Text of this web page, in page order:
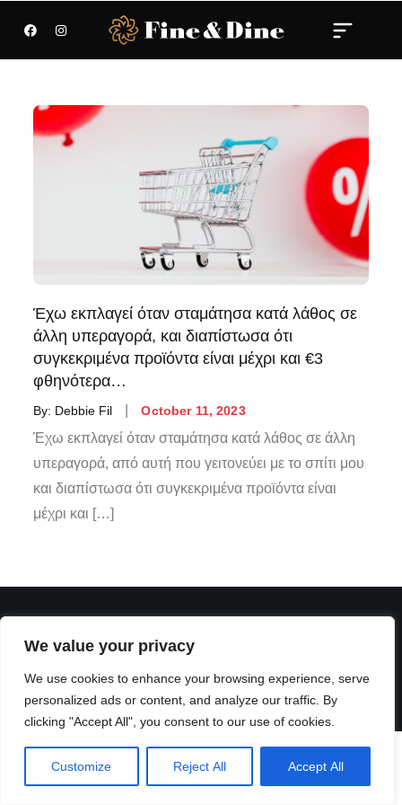
We value your privacy
We use cookies to enhance your browsing experience, serve
personalized ads or content, and analyze our traffic. By
clicking "Accept All", you consent to our use of cookies.
Customize Reject All Accept All
Έχω εκπλαγεί όταν σταμάτησα κατά λάθος σε
άλλη υπεραγορά, και διαπίστωσα ότι
συγκεκριμένα προϊόντα είναι μέχρι και €3
φθηνότερα…
By: Debbie Fil October 11, 2023
Έχω εκπλαγεί όταν σταμάτησα κατά λάθος σε άλλη
υπεραγορά, από αυτή που γειτονεύει με το σπίτι μου
και διαπίστωσα ότι συγκεκριμένα προϊόντα είναι
μέχρι και […]